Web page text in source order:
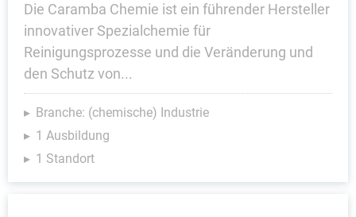
Die Caramba Chemie ist ein führender Hersteller
innovativer Spezialchemie für
Reinigungsprozesse und die Veränderung und
den Schutz von...
Branche: (chemische) Industrie
1 Ausbildung
1 Standort